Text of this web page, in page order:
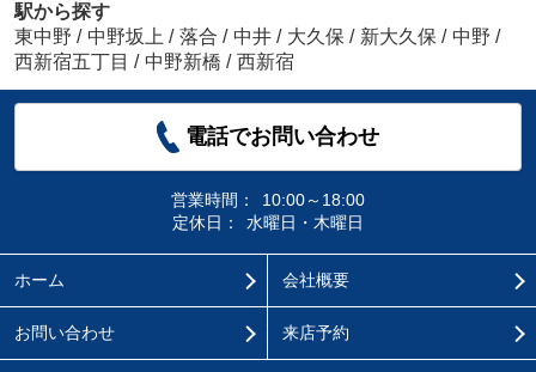
駅から探す
東中野 / 中野坂上 / 落合 / 中井 / 大久保 / 新大久保 / 中野 /
西新宿五丁目 / 中野新橋 / 西新宿
電話でお問い合わせ
営業時間：
10:00～18:00
定休日：
水曜日・木曜日
ホーム 会社概要
お問い合わせ 来店予約